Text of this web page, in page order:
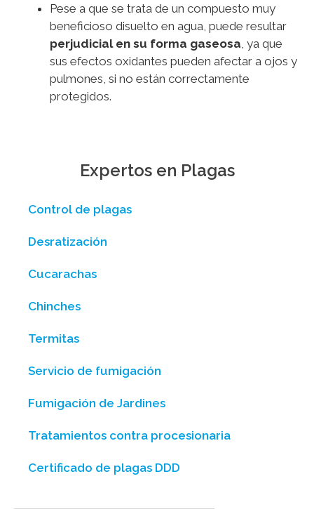
Pese a que se trata de un compuesto muy
beneficioso disuelto en agua, puede resultar
perjudicial en su forma gaseosa, ya que
sus efectos oxidantes pueden afectar a ojos y
pulmones, si no están correctamente
protegidos.
Expertos en Plagas
Control de plagas
Desratización
Cucarachas
Chinches
Termitas
Servicio de fumigación
Fumigación de Jardines
Tratamientos contra procesionaria
Certificado de plagas DDD